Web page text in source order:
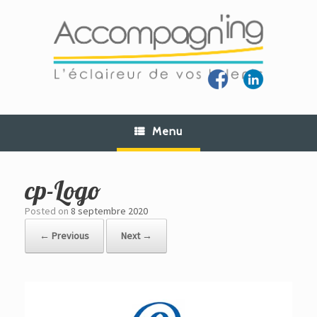
Menu
cp-Logo
Posted on 8 septembre 2020
← Previous
Next →